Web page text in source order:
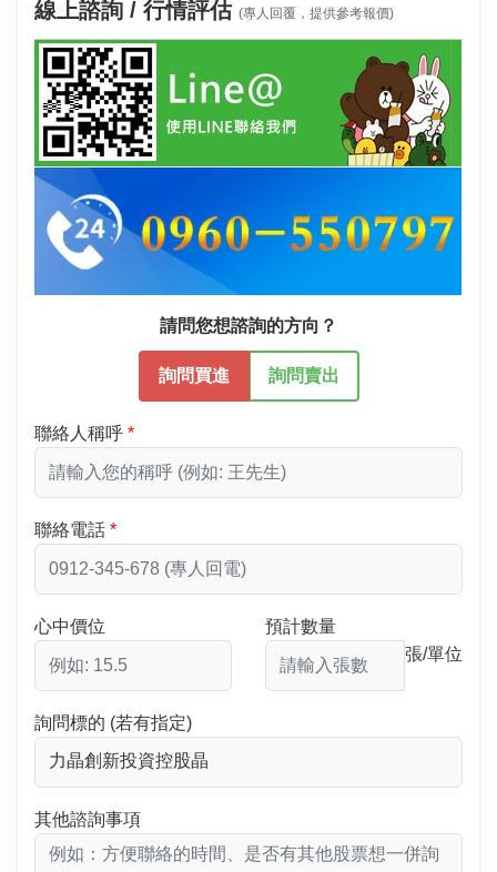
線上諮詢 / 行情評估 (專人回覆，提供參考報價)
請問您想諮詢的方向？
詢問買進 詢問賣出
聯絡人稱呼
聯絡電話
心中價位
預計數量
張/單位
詢問標的 (若有指定)
其他諮詢事項